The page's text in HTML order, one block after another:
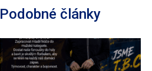
Podobné články